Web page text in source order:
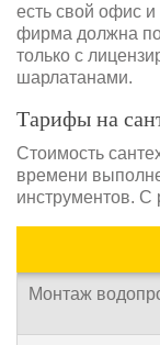
есть свой офис
фирма должна
только с
шарлатанами.
Тарифы на
Стоимость
времени
инструментов. С
Монтаж